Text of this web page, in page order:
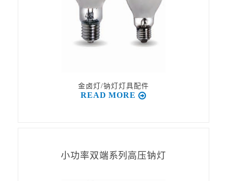
金卤灯/钠灯灯具配件
READ MORE
小功率双端系列高压钠灯